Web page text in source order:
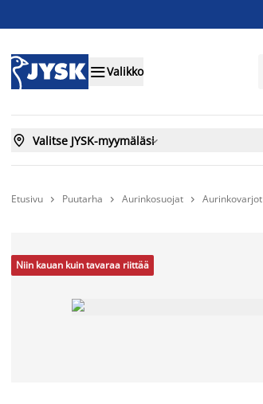
Valikko
 Valitse JYSK-myymäläsi
Etusivu  Puutarha  Aurinkosuojat  Aurinkovarjot
Niin kauan kuin tavaraa riittää